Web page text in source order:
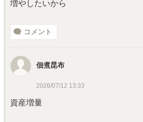
増やしたいから
コメント
佃煮昆布
2026/07/12 13:33
資産増量